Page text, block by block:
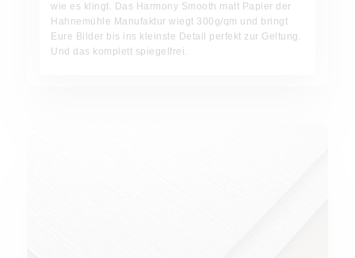
wie es klingt. Das Harmony Smooth matt Papier der
Hahnemühle Manufaktur wiegt 300g/qm und bringt
Eure Bilder bis ins kleinste Detail perfekt zur Geltung.
Und das komplett spiegelfrei.